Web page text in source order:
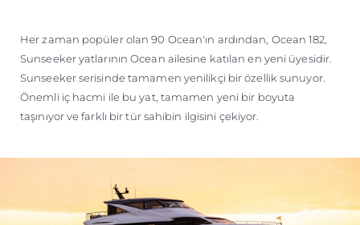
Her zaman popüler olan 90 Ocean'ın ardından, Ocean 182,
Sunseeker yatlarının Ocean ailesine katılan en yeni üyesidir.
Sunseeker serisinde tamamen yenilikçi bir özellik sunuyor.
Önemli iç hacmi ile bu yat, tamamen yeni bir boyuta
taşınıyor ve farklı bir tür sahibin ilgisini çekiyor.